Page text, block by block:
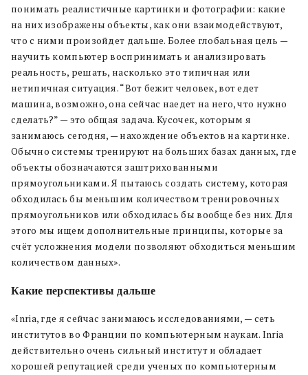
понимать реалистичные картинки и фотографии: какие
на них изображеныобъекты, как они взаимодействуют,
чтос ними произойдет дальше. Более глобальная цель —
научить компьютер воспринимать и анализировать
реальность, решать, насколько это типичная или
нетипичная ситуация. “Вот бежит человек, вот едет
машина, возможно, она сейчас наедет на него, что нужно
сделать?” — это общая задача. Кусочек, которым я
занимаюсь сегодня, — нахождение объектов на картинке.
Обычно системы тренируют на больших базах данных, где
объекты обозначаются заштрихованными
прямоугольниками. Я пытаюсь создать систему, которая
обходилась бы меньшим количеством тренировочных
прямоугольников или обходилась бы вообще без них. Для
этого мы ищем дополнительные принципы, которые за
счёт усложнения модели позволяют обходиться меньшим
количеством данных».
Какие перспективы дальше
«Inria, где я сейчас занимаюсь исследованиями, — сеть
институтов во Франции по компьютерным наукам. Inria
действительно очень сильный институт и обладает
хорошей репутацией среди ученых по компьютерным